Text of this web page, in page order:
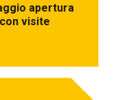
apertura
visite